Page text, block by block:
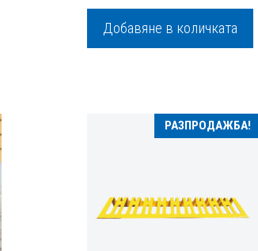
o
128,70 €
е:
Добавяне в количката
РАЗПРОДАЖБА!